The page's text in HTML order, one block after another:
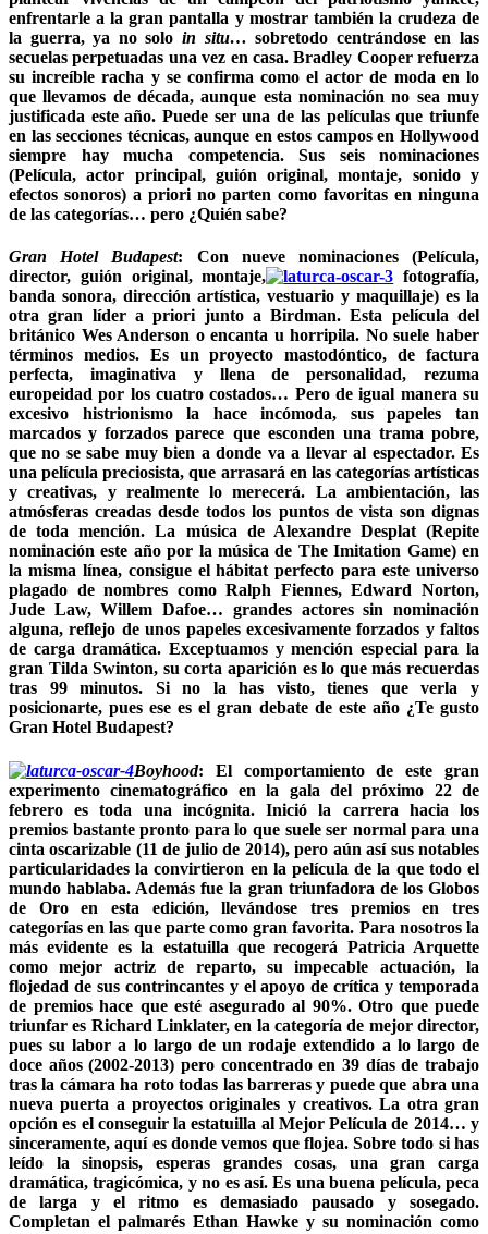
enfrentarle a la gran pantalla y mostrar también la crudeza de
la guerra, ya no solo in situ…sobretodo centrándose en las
secuelas perpetuadas una vez en casa. Bradley Cooper refuerza
su increíble racha y se confirma como el actor de moda en lo
que llevamos de década, aunque esta nominación no sea muy
justificada este año. Puede ser una de las películas que triunfe
en las secciones técnicas, aunque en estos campos en Hollywood
siempre hay mucha competencia. Sus seis nominaciones
(Película, actor principal, guión original, montaje, sonido y
efectos sonoros) a priori no parten como favoritas en ninguna
de las categorías… pero ¿Quién sabe?
Gran Hotel Budapest: Con nueve nominaciones (Película,
director, guión original, montaje,
fotografía,
banda sonora, dirección artística, vestuario y maquillaje) es la
otra gran líder a priori junto aBirdman.Esta película del
británico Wes Anderson o encanta u horripila. No suele haber
términos medios. Es un proyecto mastodóntico, de factura
perfecta, imaginativa y llena de personalidad, rezuma
europeidad por los cuatro costados… Pero de igual manera su
excesivo histrionismo la hace incómoda, sus papeles tan
marcados y forzados parece que esconden una trama pobre,
que no se sabe muy bien a donde va a llevar al espectador. Es
una película preciosista, que arrasará en las categorías artísticas
y creativas, y realmente lo merecerá. La ambientación, las
atmósferas creadas desde todos los puntos de vista son dignas
de toda mención. La música de Alexandre Desplat (Repite
nominación este año por la música de The Imitation Game) en
la misma línea, consigue el hábitat perfecto para este universo
plagado de nombres como Ralph Fiennes, Edward Norton,
Jude Law, Willem Dafoe… grandes actores sin nominación
alguna, reflejo de unos papeles excesivamente forzados y faltos
de carga dramática. Exceptuamos y mención especial para la
gran Tilda Swinton, su corta aparición es lo que más recuerdas
tras 99 minutos. Si no la has visto, tienes que verla y
posicionarte, pues ese es el gran debate de este año ¿Te gusto
Gran Hotel Budapest?
Boyhood: El comportamiento de este gran
experimento cinematográfico en la gala del próximo 22 de
febrero es toda una incógnita. Inició la carrera hacia los
premios bastante pronto para lo que suele ser normal para una
cinta oscarizable (11 de julio de 2014), pero aún así sus notables
particularidades la convirtieron en la película de la que todo el
mundo hablaba. Además fue la gran triunfadora de los Globos
de Oro en esta edición, llevándose tres premios en tres
categorías en las que parte como gran favorita. Para nosotros la
más evidente es la estatuilla que recogerá Patricia Arquette
como mejor actriz de reparto, su impecable actuación, la
flojedad de sus contrincantes y el apoyo de crítica y temporada
de premios hace que esté asegurado al 90%. Otro que puede
triunfar es Richard Linklater, en la categoría de mejor director,
pues su labor a lo largo de un rodaje extendido a lo largo de
doce años (2002-2013) pero concentrado en 39 días de trabajo
tras la cámara ha roto todas las barreras y puede que abra una
nueva puerta a proyectos originales y creativos. La otra gran
opción es el conseguir la estatuilla al Mejor Película de 2014… y
sinceramente, aquí es donde vemos que flojea. Sobre todo si has
leído la sinopsis, esperas grandes cosas, una gran carga
dramática, tragicómica, y no es así. Es una buena película, peca
de larga y el ritmo es demasiado pausado y sosegado.
Completan el palmarés Ethan Hawke y su nominación como